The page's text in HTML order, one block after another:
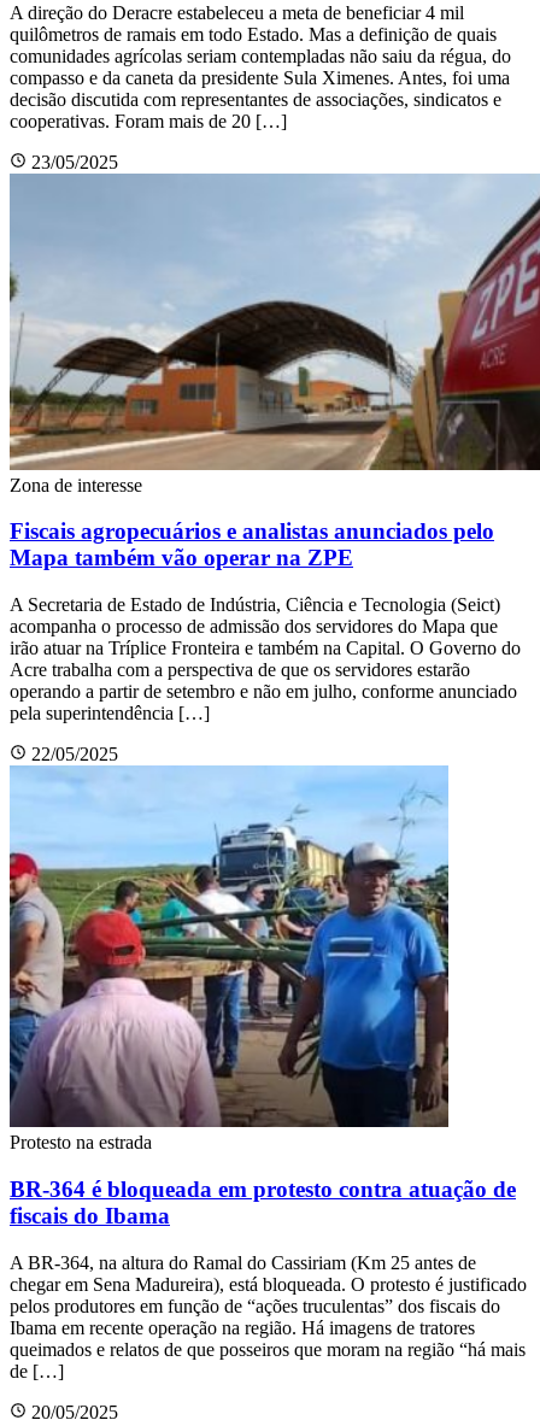
A direção do Deracre estabeleceu a meta de beneficiar 4 mil
quilômetros de ramais em todo Estado. Mas a definição de quais
comunidades agrícolas seriam contempladas não saiu da régua, do
compasso e da caneta da presidente Sula Ximenes. Antes, foi uma
decisão discutida com representantes de associações, sindicatos e
cooperativas. Foram mais de 20 […]
23/05/2025
Zona de interesse
Fiscais agropecuários e analistas anunciados pelo
Mapa também vão operar na ZPE
A Secretaria de Estado de Indústria, Ciência e Tecnologia (Seict)
acompanha o processo de admissão dos servidores do Mapa que
irão atuar na Tríplice Fronteira e também na Capital. O Governo do
Acre trabalha com a perspectiva de que os servidores estarão
operando a partir de setembro e não em julho, conforme anunciado
pela superintendência […]
22/05/2025
Protesto na estrada
BR-364 é bloqueada em protesto contra atuação de
fiscais do Ibama
A BR-364, na altura do Ramal do Cassiriam (Km 25 antes de
chegar em Sena Madureira), está bloqueada. O protesto é justificado
pelos produtores em função de “ações truculentas” dos fiscais do
Ibama em recente operação na região. Há imagens de tratores
queimados e relatos de que posseiros que moram na região “há mais
de […]
20/05/2025